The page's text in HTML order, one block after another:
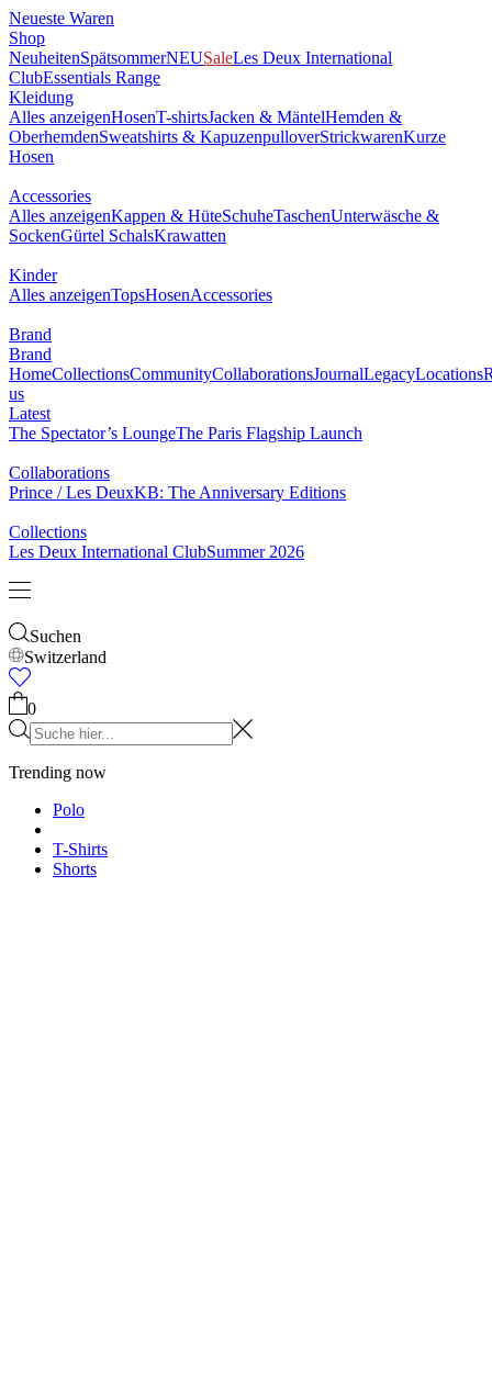
Neueste Waren
Shop
NeuheitenSpätsommerNEUSaleLes Deux International
ClubEssentials Range
Kleidung
Alles anzeigenHosenT-shirtsJacken & MäntelHemden &
OberhemdenSweatshirts & KapuzenpulloverStrickwarenKurze
Hosen
Accessories
Alles anzeigenKappen & HüteSchuheTaschenUnterwäsche &
SockenGürtel SchalsKrawatten
Kinder
Alles anzeigenTopsHosenAccessories
Brand
Brand
HomeCollectionsCommunityCollaborationsJournalLegacyLocations
us
Latest
The Spectator’s LoungeThe Paris Flagship Launch
Collaborations
Prince / Les DeuxKB: The Anniversary Editions
Collections
Les Deux International ClubSummer 2026
Suchen
Switzerland
0
Trending now
Polo
T-Shirts
Shorts